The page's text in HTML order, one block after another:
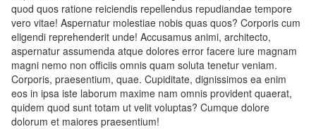
quod quos ratione reiciendis repellendus repudiandae tempore
vero vitae! Aspernatur molestiae nobis quas quos? Corporis cum
eligendi reprehenderit unde! Accusamus animi, architecto,
aspernatur assumenda atque dolores error facere iure magnam
magni nemo non officiis omnis quam soluta tenetur veniam.
Corporis, praesentium, quae. Cupiditate, dignissimos ea enim
eos in ipsa iste laborum maxime nam omnis provident quaerat,
quidem quod sunt totam ut velit voluptas? Cumque dolore
dolorum et maiores praesentium!